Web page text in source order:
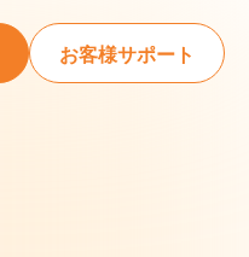
お客様サポート